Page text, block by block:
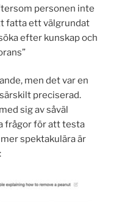
personen inte
fatta ett välgrundat
efter kunskap och
men det var en
preciserad.
sig av såväl
frågor för att testa
spektakulära är